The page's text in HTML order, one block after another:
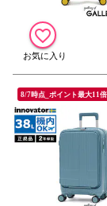
8/7時点_ポイント最大11倍